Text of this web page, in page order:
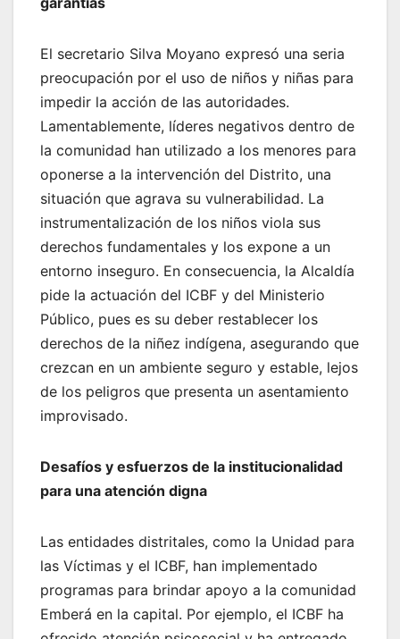
El secretario Silva Moyano expresó una seria
preocupación por el uso de niños y niñas para
impedir la acción de las autoridades.
Lamentablemente, líderes negativos dentro de
la comunidad han utilizado a los menores para
oponerse a la intervención del Distrito, una
situación que agrava su vulnerabilidad. La
instrumentalización de los niños viola sus
derechos fundamentales y los expone a un
entorno inseguro. En consecuencia, la Alcaldía
pide la actuación del ICBF y del Ministerio
Público, pues es su deber restablecer los
derechos de la niñez indígena, asegurando que
crezcan en un ambiente seguro y estable, lejos
de los peligros que presenta un asentamiento
improvisado.
Desafíos y esfuerzos de la institucionalidad
para una atención digna
Las entidades distritales, como la Unidad para
las Víctimas y el ICBF, han implementado
programas para brindar apoyo a la comunidad
Emberá en la capital. Por ejemplo, el ICBF ha